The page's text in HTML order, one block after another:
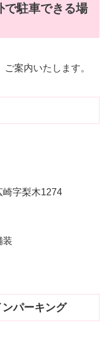
で駐車できる場
案内いたします。
崎字梨木1274
装
パーキング